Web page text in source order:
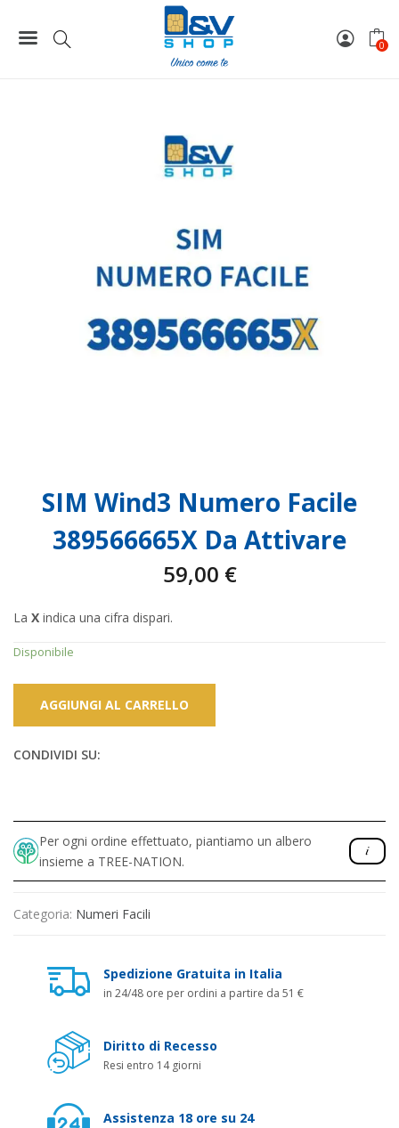
0
SIM Wind3 Numero Facile 389566665X Da Attivare
SIM Wind3 Numero Facile
389566665X Da Attivare
59,00 €
La X indica una cifra dispari.
Disponibile
AGGIUNGI AL CARRELLO
CONDIVIDI SU:
Per ogni ordine effettuato, piantiamo un albero
insieme a TREE-NATION.
Categoria: Numeri Facili
Spedizione Gratuita in Italia
in 24/48 ore per ordini a partire da 51 €
Diritto di Recesso
Resi entro 14 giorni
Assistenza 18 ore su 24